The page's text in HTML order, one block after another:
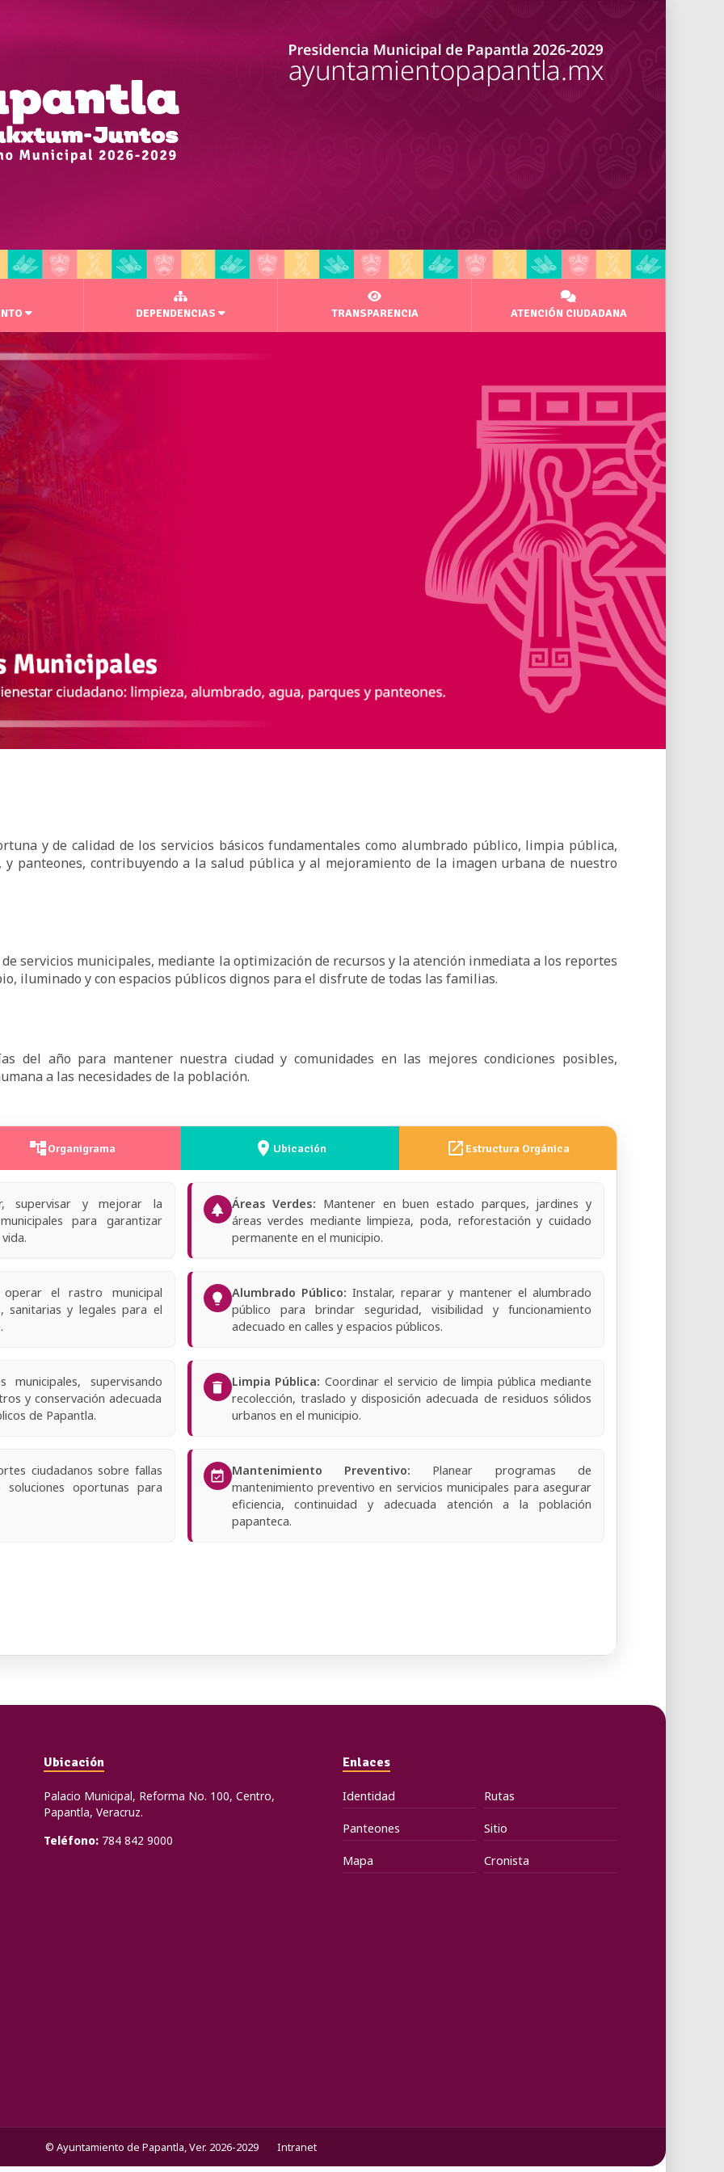
DEPENDENCIAS TRANSPARENCIA ATENCIÓN CIUDADANA
y de calidad de los servicios básicos fundamentales como alumbrado público, limpia pública,
panteones, contribuyendo a la salud pública y al mejoramiento de la imagen urbana de nuestro
servicios municipales, mediante la optimización de recursos y la atención inmediata a los reportes
iluminado y con espacios públicos dignos para el disfrute de todas las familias.
del año para mantener nuestra ciudad y comunidades en las mejores condiciones posibles,
a las necesidades de la población.
account_treeOrganigrama place Ubicación open_in_new Estructura Orgánica
Ubicación
Palacio Municipal, Reforma No. 100, Centro,
Papantla, Veracruz.
Teléfono: 784 842 9000
Enlaces
Identidad Rutas
Panteones Sitio
Mapa Cronista
© Ayuntamiento de Papantla, Ver. 2026-2029 Intranet